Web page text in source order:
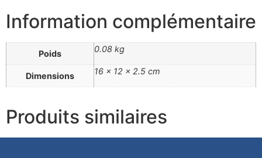
Information complémentaire
Poids 0.08 kg
Dimensions 16 × 12 × 2.5 cm
Produits similaires